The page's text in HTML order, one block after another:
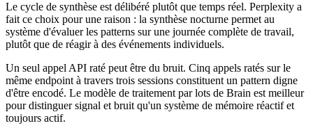
Le cycle de synthèse est délibéré plutôt que temps réel. Perplexity a
fait ce choix pour une raison : la synthèse nocturne permet au
système d'évaluer les patterns sur une journée complète de travail,
plutôt que de réagir à des événements individuels.
Un seul appel API raté peut être du bruit. Cinq appels ratés sur le
même endpoint à travers trois sessions constituent un pattern digne
d'être encodé. Le modèle de traitement par lots de Brain est meilleur
pour distinguer signal et bruit qu'un système de mémoire réactif et
toujours actif.